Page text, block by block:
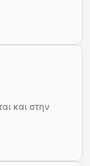
και στην